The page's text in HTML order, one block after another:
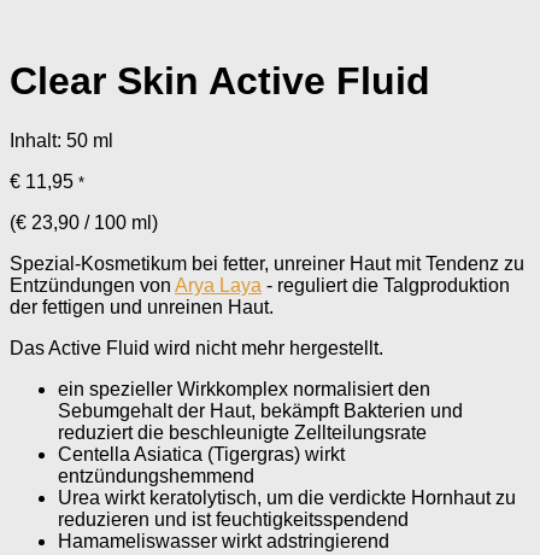
Clear Skin Active Fluid
Inhalt: 50 ml
€ 11,95 *
(€ 23,90 / 100 ml )
Spezial-Kosmetikum bei fetter, unreiner Haut mit Tendenz zu
Entzündungen von Arya Laya - reguliert die Talgproduktion
der fettigen und unreinen Haut.
Das Active Fluid wird nicht mehr hergestellt.
ein spezieller Wirkkomplex normalisiert den
Sebumgehalt der Haut, bekämpft Bakterien und
reduziert die beschleunigte Zellteilungsrate
Centella Asiatica (Tigergras) wirkt
entzündungshemmend
Urea wirkt keratolytisch, um die verdickte Hornhaut zu
reduzieren und ist feuchtigkeitsspendend
Hamameliswasser wirkt adstringierend